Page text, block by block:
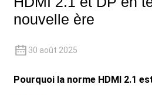
nouvelle ère
30 août 2025
Pourquoi la norme HDMI 2.1